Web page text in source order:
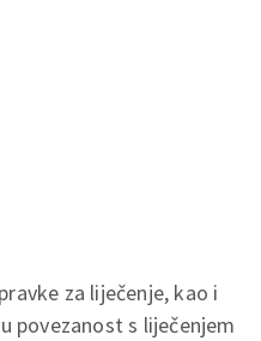
za liječenje, kao i
povezanost s liječenjem